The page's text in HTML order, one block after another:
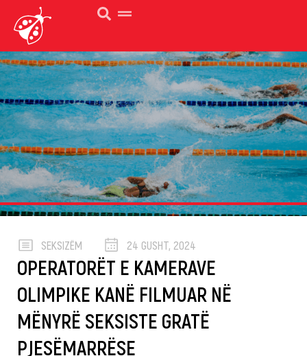
SEKSIZËM 24 GUSHT, 2024
OPERATORËT E KAMERAVE
OLIMPIKE KANË FILMUAR NË
MËNYRË SEKSISTE GRATË
PJESËMARRËSE